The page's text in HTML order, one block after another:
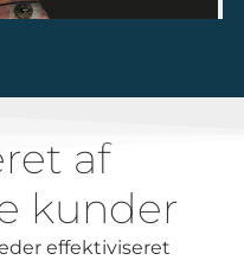
af
kunder
effektiviseret